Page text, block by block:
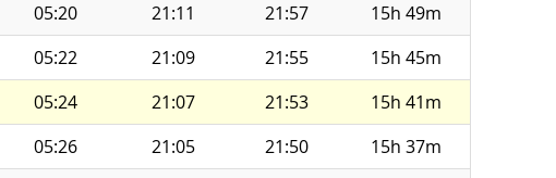
05:20 21:11 21:57
15h 49m
05:22 21:09 21:55
15h 45m
05:24 21:07 21:53
15h 41m
05:26 21:05 21:50
15h 37m